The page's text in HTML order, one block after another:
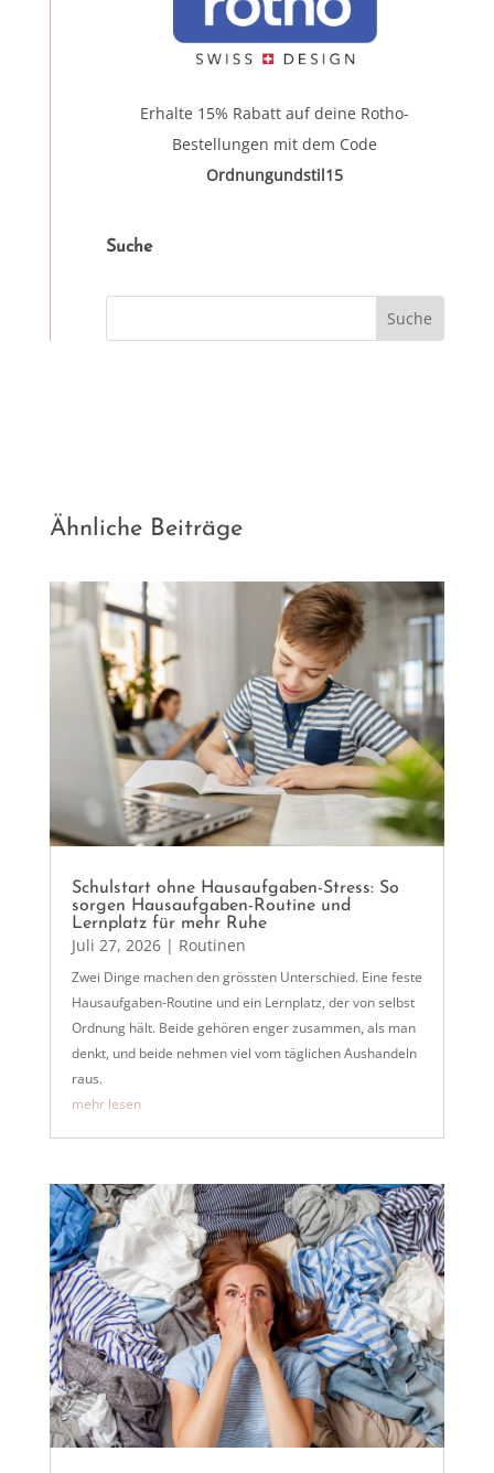
Erhalte 15% Rabatt auf deine Rotho-
Bestellungen mit dem Code
Ordnungundstil15
Suche
Ähnliche Beiträge
Schulstart ohne Hausaufgaben-Stress: So
sorgen Hausaufgaben-Routine und
Lernplatz für mehr Ruhe
Juli 27, 2026| Routinen
Zwei Dinge machen den grössten Unterschied. Eine feste
Hausaufgaben-Routine und ein Lernplatz, der von selbst
Ordnung hält. Beide gehören enger zusammen, als man
denkt, und beide nehmen viel vom täglichen Aushandeln
raus.
mehr lesen